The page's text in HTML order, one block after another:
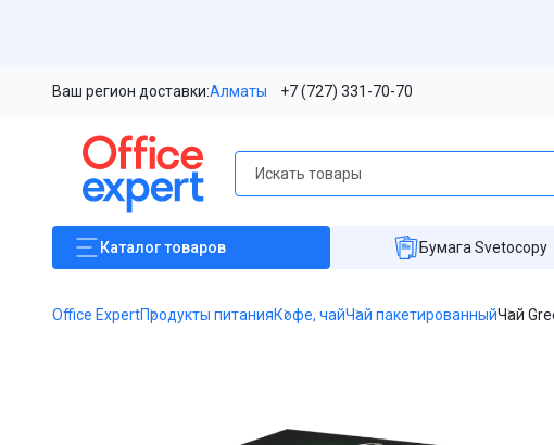
Ваш регион доставки:Алматы +7 (727) 331-70-70
Каталогтоваров Бумага Svetocopy
Office ExpertПродукты питанияКофе, чайЧай пакетированныйЧай